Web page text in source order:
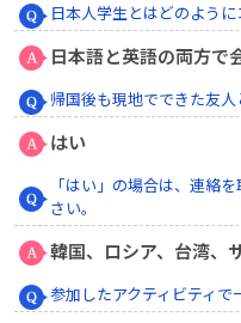
日本人学生とはどのよう
日本語と英語の両方で
帰国後も現地でできた友
はい
「はい」の場合は、連絡
さい。
韓国、ロシア、台湾、
参加したアクティビティで